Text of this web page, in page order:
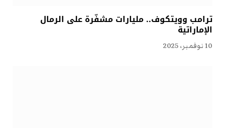
ترامب وويتكوف.. مليارات مشفّرة على الرمال
الإماراتية
10 نوفمبر، 2025